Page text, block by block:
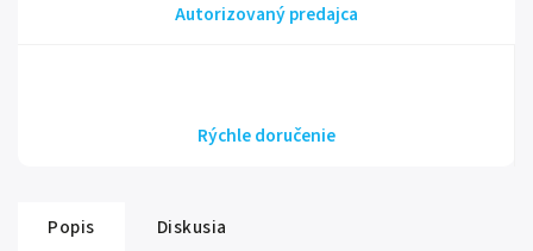
Autorizovaný predajca
Rýchle doručenie
Popis Diskusia